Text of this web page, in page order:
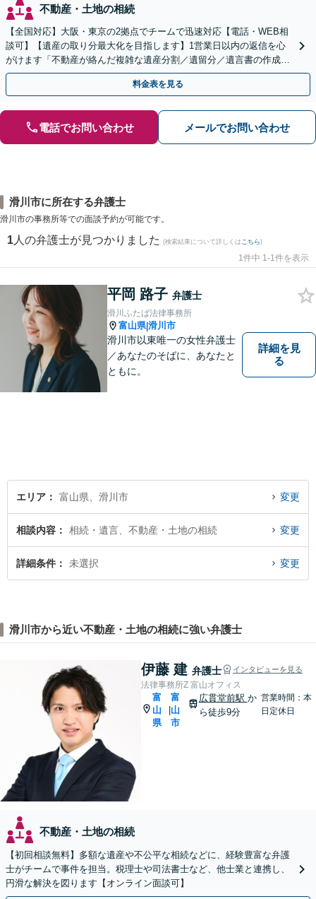
不動産・土地の相続
【全国対応】大阪・東京の2拠点でチームで迅速対応【電話・WEB相
談可】【遺産の取り分最大化を目指します】1営業日以内の返信を心
がけます「不動産が絡んだ複雑な遺産分割／遺留分／遺言書の作成・
執行／事業承継など、お任せください」【休日相談あり】
料金表を見る
電話でお問い合わせ メールでお問い合わせ
滑川市に所在する弁護士
滑川市の事務所等での面談予約が可能です。
1 人の弁護士が見つかりました (検索結果について詳しくは こちら)
1件中 1-1件を表示
平岡 路子 弁護士
滑川ふたば法律事務所
富山県|滑川市
滑川市以東唯一の女性弁護士
／あなたのそばに、あなたと
ともに。
詳細を見
る
エリア 富山県、滑川市 変更
相談内容 相続・遺言、不動産・土地の相続 変更
詳細条件 未選択 変更
滑川市から近い不動産・土地の相続に強い弁護士
伊藤 建 弁護士 インタビューを見る
法律事務所Z 富山オフィス
富
山
県
富
山
市
広貫堂前駅 か
ら徒歩9分
営業時間：本
日定休日
不動産・土地の相続
【初回相談無料】多額な遺産や不公平な相続などに、経験豊富な弁護
士がチームで事件を担当。税理士や司法書士など、他士業と連携し、
円滑な解決を図ります【オンライン面談可】